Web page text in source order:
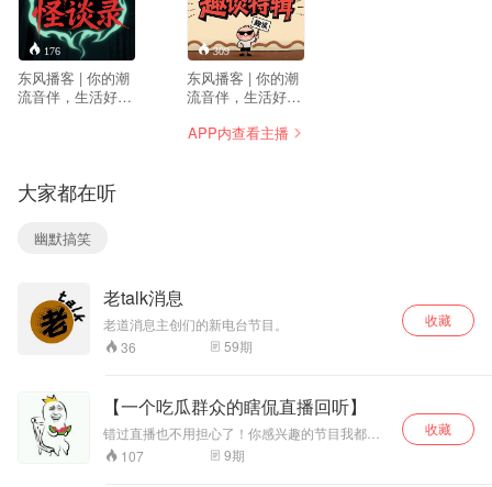
176
东风播客 | 你的潮
流音伴，生活好拍
事、潮流动态打开
你的视野，有实用
贴士、生活妙招帮
你轻松通关日常。
光的闲暇，东风电
台都用活力满满的
声音陪伴你，扫除
疲惫，为生活注入
风，让精彩与好心
情，如春风拂面，
如影随形！ 听见东
风，遇见好时光！
309
东风播客 | 你的潮
流音伴，生活好拍
鲜上线！这里有最
客都用活力满满的
声音陪伴你，扫除
疲惫，为生活注入
风，让精彩与好心
情，如春风拂面，
如影随形！ 听见东
风，遇见好时光！
马上点击订阅吧！
APP内查看主播
大家都在听
幽默搞笑
老talk消息
老道消息主创们的新电台节目。
36
59期
收藏
【一个吃瓜群众的瞎侃直播回听】
错过直播也不用担心了！你感兴趣的节目我都帮
你收集起来了！直播时间周一到周三，还有周六
周天哟！欢迎前来调戏！
107 9期
收藏